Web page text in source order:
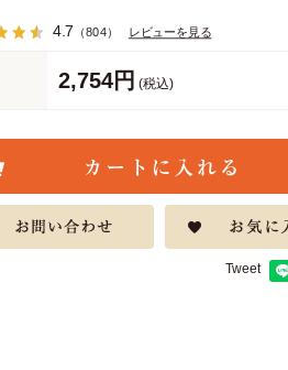
4.7 （804） レビューを見る
2,754円 (税込)
Tweet